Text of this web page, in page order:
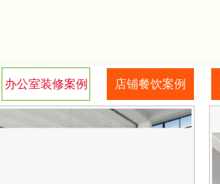
办公室装修案例 店铺餐饮案例